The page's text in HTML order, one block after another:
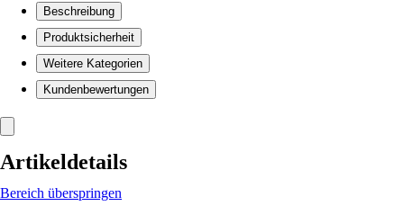
Beschreibung
Produktsicherheit
Weitere Kategorien
Kundenbewertungen
Artikeldetails
Bereich überspringen